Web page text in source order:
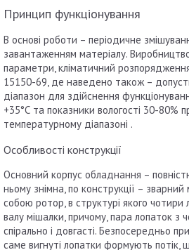
Принцип функціонування
В основі роботи – періодичне
завантаженням матеріалу.
параметри, кліматичний
15150-69, де наведено також –
діапазон для здійснення
+35°С та показники вологості 30-80%
температурному діапазоні .
Особливості конструкції
Основний корпус обладнання –
ньому знімна, по конструкції –
собою ротор, в структурі якого
валу мішалки, причому, пара лопаток з
спірально і довгасті. Безпосередньо
саме вигнуті лопатки формують потік,